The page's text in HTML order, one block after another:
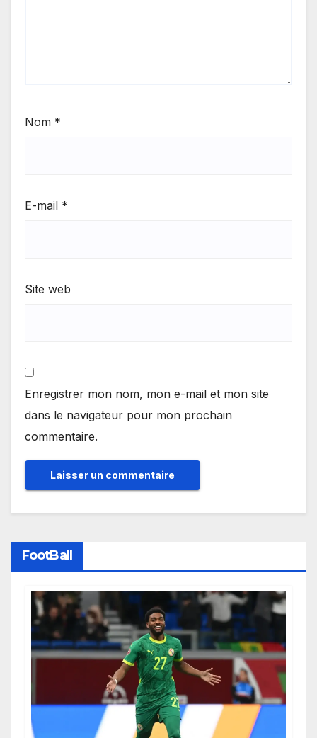
Nom *
E-mail *
Site web
Enregistrer mon nom, mon e-mail et mon site
dans le navigateur pour mon prochain
commentaire.
FootBall